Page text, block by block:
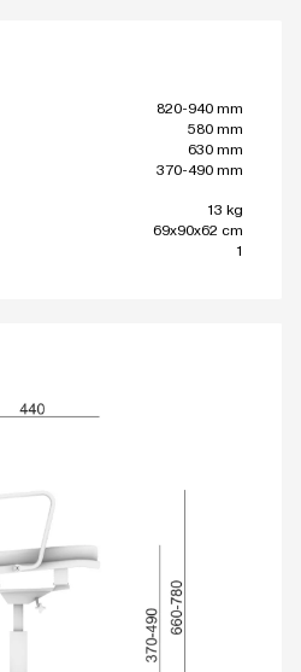
820-940 mm
580 mm
630 mm
370-490 mm
13 kg
69x90x62 cm
1